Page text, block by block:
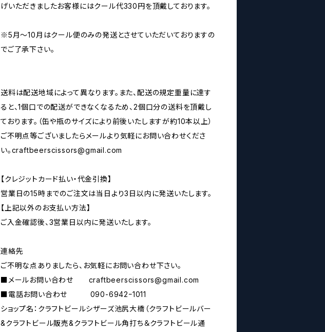
げいただきましたお客様にはクール代330円を頂戴しております。
※5月～10月はクール便のみの発送とさせていただいておりますの
でご了承下さい。
送料は配送地域によって異なります。また、配送の規定重量に達す
ると、1個口での配送ができなくなるため、2個口分の送料を頂戴し
ております。（缶や瓶のサイズにより前後いたしますが約10本以上）
ご不明点等ございましたらメールより気軽にお問い合わせくださ
い。craftbeerscissors@gmail.com
【クレジットカード払い・代金引換】
営業日の15時までのご注文は当日より3日以内に発送いたします。
【上記以外のお支払い方法】
ご入金確認後、3営業日以内に発送いたします。
連絡先
ご不明な点ありましたら、お気軽にお問い合わせ下さい。
■メールお問い合わせ craftbeerscissors@gmail.com
■電話お問い合わせ 090-6942ｰ1011
ショップ名：クラフトビールシザーズ池尻大橋（クラフトビールバー
&クラフトビール販売&クラフトビール角打ち＆クラフトビール通